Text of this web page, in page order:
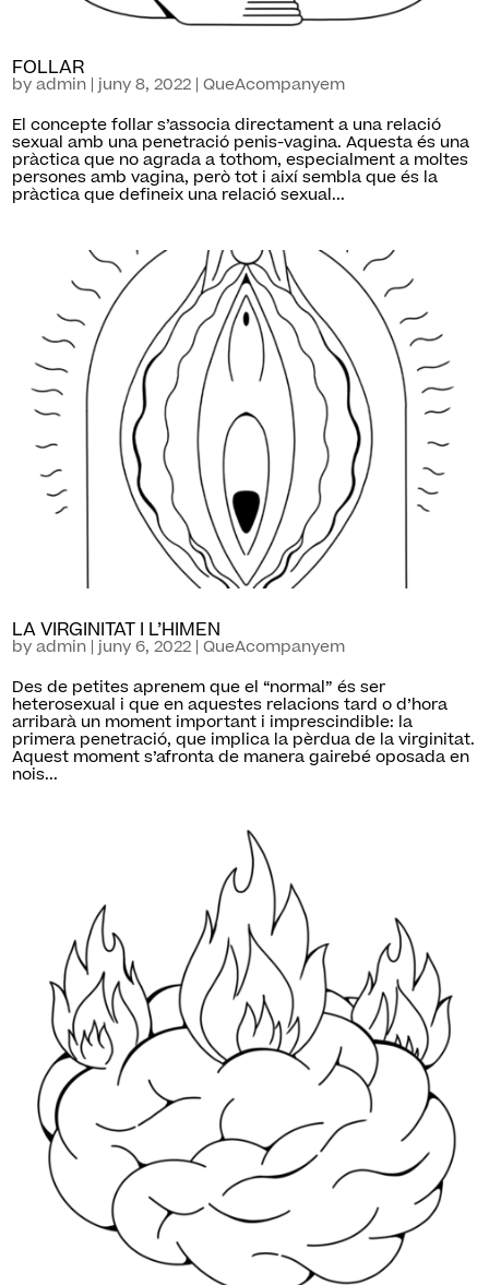
FOLLAR
byadmin | juny 8, 2022 |QueAcompanyem
El concepte follar s’associa directament a una relació
sexual amb una penetració penis-vagina. Aquesta és una
pràctica que no agrada a tothom, especialment a moltes
persones amb vagina, però tot i així sembla que és la
pràctica que defineix una relació sexual...
LA VIRGINITAT I L’HIMEN
byadmin | juny 6, 2022 |QueAcompanyem
Des de petites aprenem que el “normal” és ser
heterosexual i que en aquestes relacions tard o d’hora
arribarà un moment important i imprescindible: la
primera penetració, que implica la pèrdua de la virginitat.
Aquest moment s’afronta de manera gairebé oposada en
nois...